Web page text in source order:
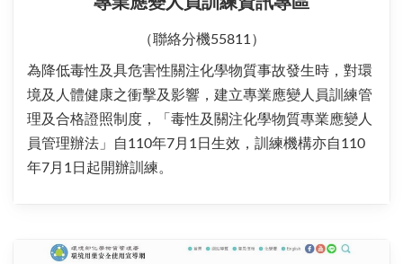
（聯絡分機55811）
為降低毒性及具危害性關注化學物質事故發生時，對環
境及人體健康之衝擊及影響，建立專業應變人員訓練管
理及合格證照制度，「毒性及關注化學物質專業應變人
員管理辦法」自110年7月1日生效，訓練機構亦自110
年7月1日起開辦訓練。